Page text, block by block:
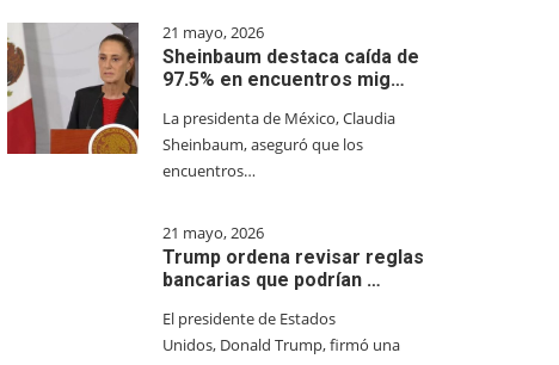
21 mayo, 2026
Sheinbaum destaca caída de
97.5% en encuentros mig…
La presidenta de México, Claudia
Sheinbaum, aseguró que los
encuentros…
21 mayo, 2026
Trump ordena revisar reglas
bancarias que podrían …
El presidente de Estados
Unidos, Donald Trump, firmó una